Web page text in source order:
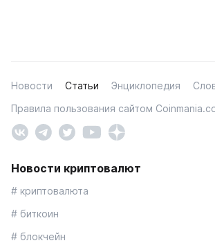
Новости Статьи Энциклопедия
Правила пользования сайтом
Новости криптовалют
# криптовалюта
# биткоин
# блокчейн